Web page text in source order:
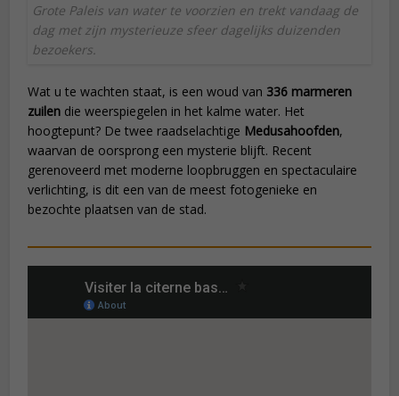
Grote Paleis van water te voorzien en trekt vandaag de
dag met zijn mysterieuze sfeer dagelijks duizenden
bezoekers.
Wat u te wachten staat, is een woud van 336 marmeren
zuilen die weerspiegelen in het kalme water. Het
hoogtepunt? De twee raadselachtige Medusahoofden,
waarvan de oorsprong een mysterie blijft. Recent
gerenoveerd met moderne loopbruggen en spectaculaire
verlichting, is dit een van de meest fotogenieke en
bezochte plaatsen van de stad.